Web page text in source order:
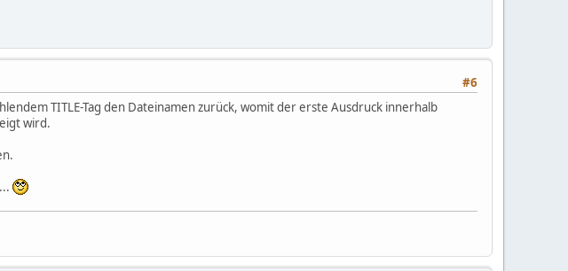
#6
TITLE-Tag den Dateinamen zurück, womit der erste Ausdruck innerhalb
wird.